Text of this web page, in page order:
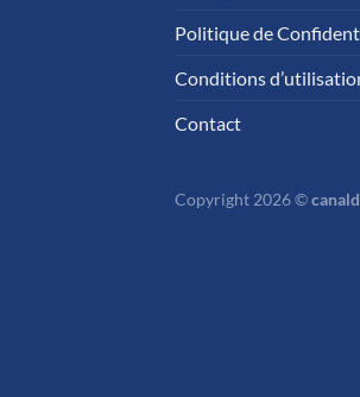
Politique de
Conditions
Contact
Copyright 2026 ©